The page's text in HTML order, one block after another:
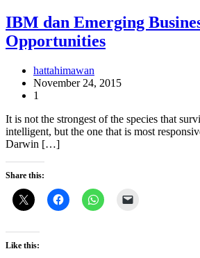
IBM dan Emerging
Opportunities
hattahimawan
November 24, 2015
1
It is not the strongest of the species that
intelligent, but the one that is most
Darwin […]
Share this:
Like this: